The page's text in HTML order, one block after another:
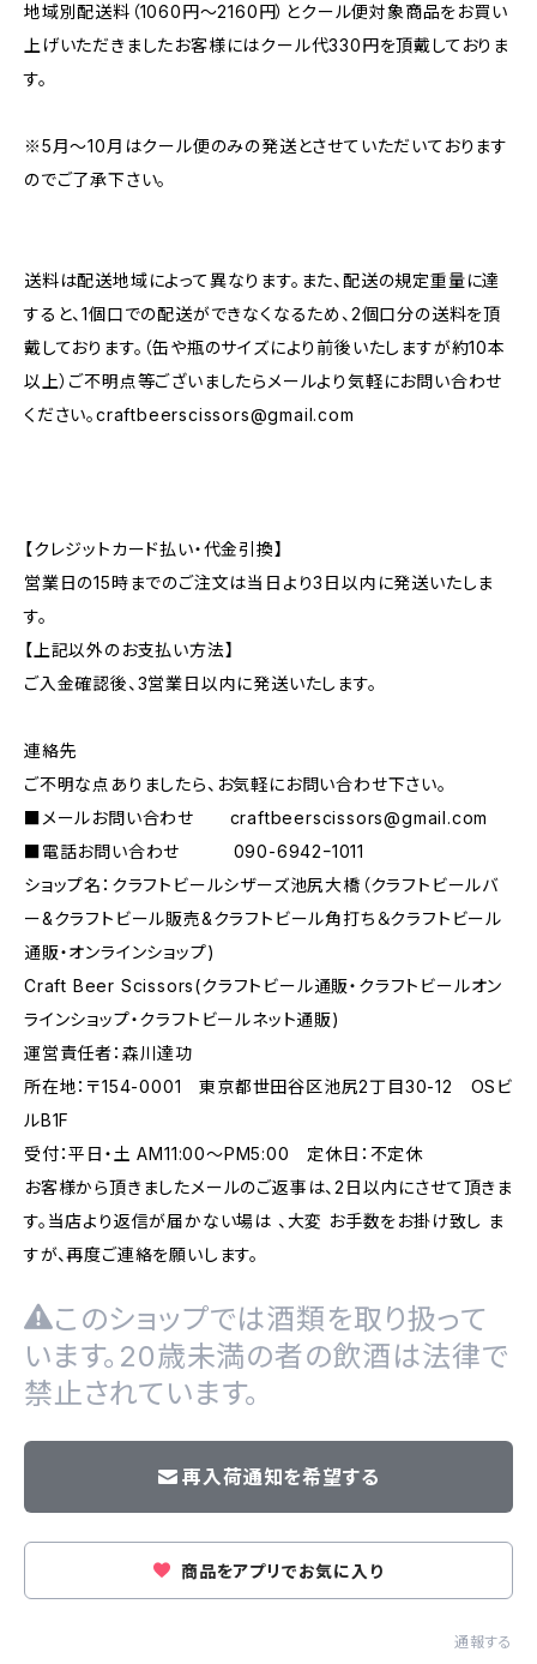
地域別配送料（1060円～2160円）とクール便対象商品をお買い
上げいただきましたお客様にはクール代330円を頂戴しておりま
す。
※5月～10月はクール便のみの発送とさせていただいております
のでご了承下さい。
送料は配送地域によって異なります。また、配送の規定重量に達
すると、1個口での配送ができなくなるため、2個口分の送料を頂
戴しております。（缶や瓶のサイズにより前後いたしますが約10本
以上）ご不明点等ございましたらメールより気軽にお問い合わせ
ください。craftbeerscissors@gmail.com
【クレジットカード払い・代金引換】
営業日の15時までのご注文は当日より3日以内に発送いたしま
す。
【上記以外のお支払い方法】
ご入金確認後、3営業日以内に発送いたします。
連絡先
ご不明な点ありましたら、お気軽にお問い合わせ下さい。
■メールお問い合わせ craftbeerscissors@gmail.com
■電話お問い合わせ 090-6942ｰ1011
ショップ名：クラフトビールシザーズ池尻大橋（クラフトビールバ
ー&クラフトビール販売&クラフトビール角打ち＆クラフトビール
通販・オンラインショップ)
Craft Beer Scissors(クラフトビール通販・クラフトビールオン
ラインショップ・クラフトビールネット通販)
運営責任者：森川達功
所在地：〒154-0001 東京都世田谷区池尻2丁目30-12 OSビ
ルB1F
受付：平日・土 AM11:00～PM5:00 定休日：不定休
お客様から頂きましたメールのご返事は、2日以内にさせて頂きま
す。当店より返信が届かない場は 、大変 お手数をお掛け致し ま
すが、再度ご連絡を願いします。
このショップでは酒類を取り扱って
います。20歳未満の者の飲酒は法律で
禁止されています。
再入荷通知を希望する
商品をアプリでお気に入り
通報する